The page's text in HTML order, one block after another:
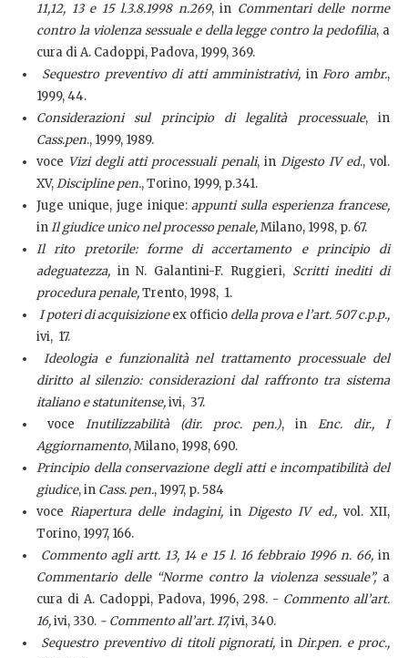
11,12, 13 e 15 l.3.8.1998 n.269, in Commentari delle norme
contro la violenza sessuale e della legge contro la pedofilia, a
cura di A. Cadoppi, Padova, 1999, 369.
Sequestro preventivo di atti amministrativi,inForo ambr.,
1999, 44.
Considerazioni sul principio di legalità processuale, in
Cass.pen., 1999, 1989.
voce Vizi degli atti processuali penali, in Digesto IV ed., vol.
XV,Discipline pen., Torino, 1999, p.341.
Juge unique, juge inique:appunti sulla esperienza francese,
inIl giudice unico nel processo penale,Milano, 1998, p. 67.
Il rito pretorile: forme di accertamento e principio di
adeguatezza, in N. Galantini-F. Ruggieri, Scritti inediti di
procedura penale,Trento, 1998, 1.
I poteri di acquisizioneex officio della prova e l’art. 507 c.p.p.,
ivi, 17.
Ideologia e funzionalità nel trattamento processuale del
diritto al silenzio: considerazioni dal raffronto tra sistema
italiano e statunitense,ivi, 37.
voce Inutilizzabilità (dir. proc. pen.), inEnc. dir., I
Aggiornamento, Milano, 1998, 690.
Principio della conservazione degli atti e incompatibilità del
giudice, in Cass. pen., 1997, p. 584
voceRiapertura delle indagini, inDigesto IV ed., vol. XII,
Torino, 1997, 166.
Commento agli artt. 13, 14 e 15 l. 16 febbraio 1996 n. 66,in
Commentario delle “Norme contro la violenza sessuale”, a
cura di A. Cadoppi, Padova, 1996, 298. - Commento all’art.
16,ivi, 330. - Commento all’art. 17,ivi, 340.
Sequestro preventivo di titoli pignorati, inDir.pen. e proc.,